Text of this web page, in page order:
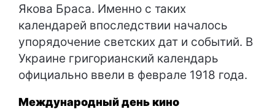
Якова Браса. Именно с таких
календарей впоследствии началось
упорядочение светских дат и событий. В
Украине григорианский календарь
официально ввели в феврале 1918 года.
Международный день кино